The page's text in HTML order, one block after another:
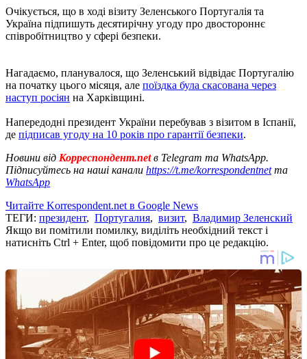
Очікується, що в ході візиту Зеленського Португалія та
Україна підпишуть десятирічну угоду про двостороннє
співробітництво у сфері безпеки.
Нагадаємо, планувалося, що Зеленський відвідає Португалію
на початку цього місяця, але поїздка була скасована через
наступ росіян на Харківщині.
Напередодні президент України перебував з візитом в Іспанії,
де підписав угоду на 10 років про гарантії безпеки.
Новини від Корреспондент.netв Telegram та WhatsApp.
Підписуйтесь на наші канали https://t.me/korrespondentnetта
WhatsApp
Читайте Korrespondent.net в Google News
ТЕГИ: президент, Португалия, визит, Владимир Зеленский
Якщо ви помітили помилку, виділіть необхідний текст і
натисніть Ctrl + Enter, щоб повідомити про це редакцію.